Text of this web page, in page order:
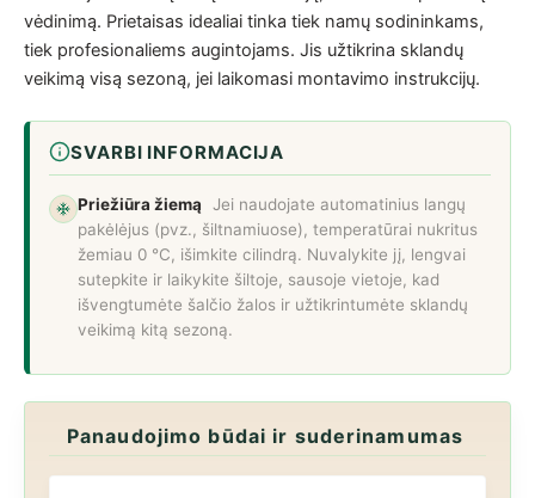
vėdinimą. Prietaisas idealiai tinka tiek namų sodininkams,
tiek profesionaliems augintojams. Jis užtikrina sklandų
veikimą visą sezoną, jei laikomasi montavimo instrukcijų.
SVARBI INFORMACIJA
Priežiūra žiemą
Jei naudojate automatinius langų
pakėlėjus (pvz., šiltnamiuose), temperatūrai nukritus
žemiau 0 °C, išimkite cilindrą. Nuvalykite jį, lengvai
sutepkite ir laikykite šiltoje, sausoje vietoje, kad
išvengtumėte šalčio žalos ir užtikrintumėte sklandų
veikimą kitą sezoną.
Panaudojimo būdai ir suderinamumas